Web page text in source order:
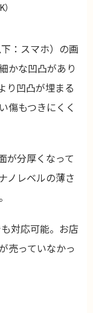
：スマホ）の画
かな凹凸があり
り凹凸が埋まる
傷もつきにくく
が分厚くなって
ノレベルの薄さ
対応可能。お店
売っていなかっ